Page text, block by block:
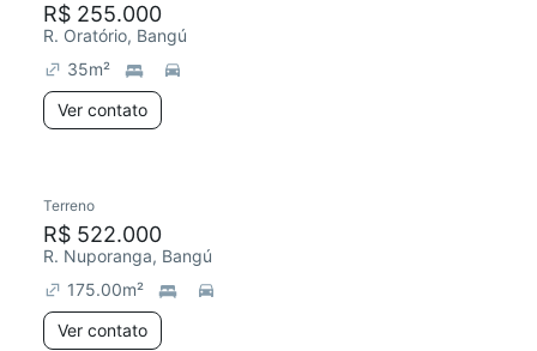
R$ 255.000
R. Oratório, Bangú
35m²
Ver contato
Terreno
R$ 522.000
R. Nuporanga, Bangú
175.00m²
Ver contato